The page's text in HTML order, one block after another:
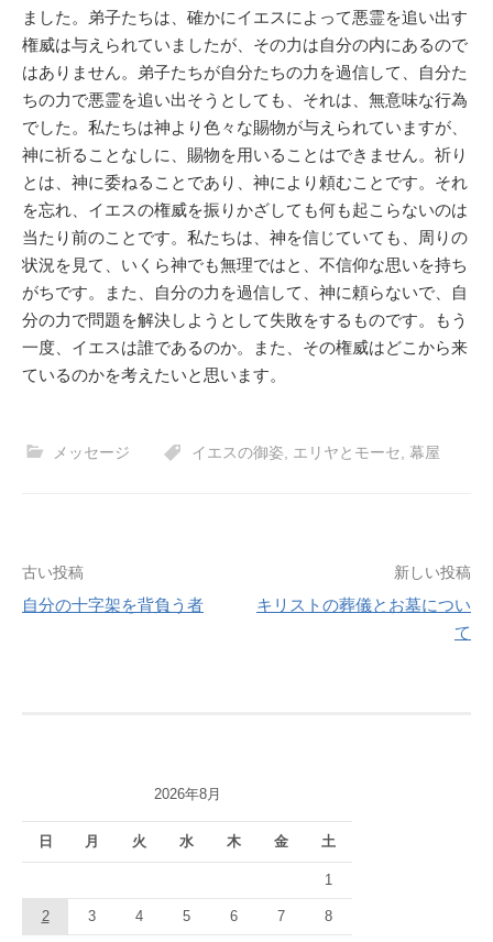
ました。弟子たちは、確かにイエスによって悪霊を追い出す
権威は与えられていましたが、その力は自分の内にあるので
はありません。弟子たちが自分たちの力を過信して、自分た
ちの力で悪霊を追い出そうとしても、それは、無意味な行為
でした。私たちは神より色々な賜物が与えられていますが、
神に祈ることなしに、賜物を用いることはできません。祈り
とは、神に委ねることであり、神により頼むことです。それ
を忘れ、イエスの権威を振りかざしても何も起こらないのは
当たり前のことです。私たちは、神を信じていても、周りの
状況を見て、いくら神でも無理ではと、不信仰な思いを持ち
がちです。また、自分の力を過信して、神に頼らないで、自
分の力で問題を解決しようとして失敗をするものです。もう
一度、イエスは誰であるのか。また、その権威はどこから来
ているのかを考えたいと思います。
メッセージ イエスの御姿 エリヤとモーセ 幕屋
投
稿
シ
ョ
ン
古い投稿
自分の十字架を背負う者
新しい投稿
キリストの葬儀とお墓につい
て
2026年8月
日 月 火 水 木 金 土
1
2 3 4 5 6 7 8